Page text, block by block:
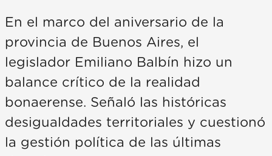
En el marco del aniversario de la
provincia de Buenos Aires, el
legislador Emiliano Balbín hizo un
balance crítico de la realidad
bonaerense. Señaló las históricas
desigualdades territoriales y cuestionó
la gestión política de las últimas